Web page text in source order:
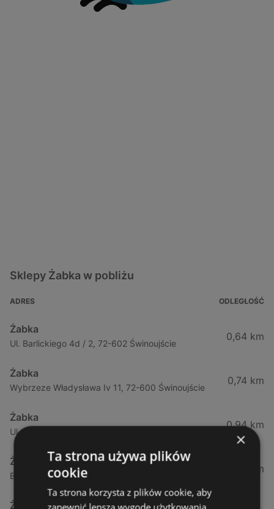
Sklepy Żabka w pobliżu
ADRES ODLEGŁOŚĆ
Żabka
Ul. Barlickiego 4d / 2, 72-602 Świnoujście
0,64 km
Żabka
Wybrzeze Władysława Iv 11, 72-600 Świnoujście
0,74 km
Żabka
Ul. Bohaterów Września 49, 72-600 Świnoujście
0,94 km
Żabka
Bohaterów Września 52, 72-600 Świnoujście
1,02 km
Żabka
×
Ta strona używa plików
cookie
Ta strona korzysta z plików cookie, aby